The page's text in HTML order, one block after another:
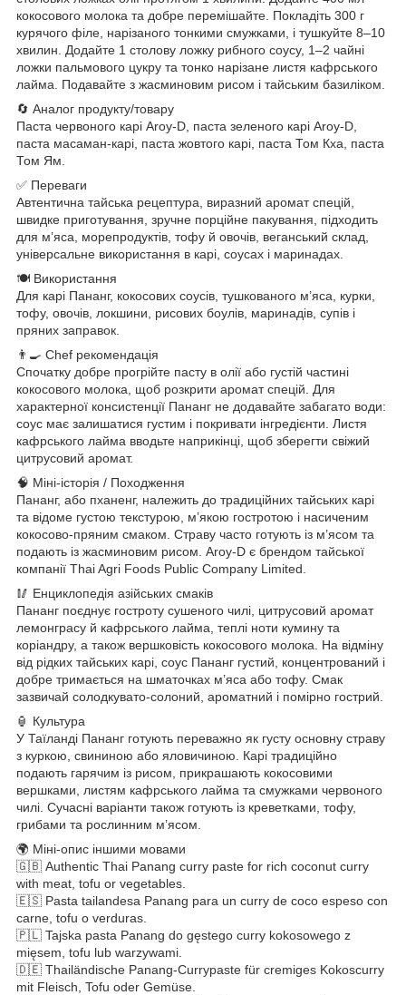
кокосового молока та добре перемішайте. Покладіть 300 г
курячого філе, нарізаного тонкими смужками, і тушкуйте 8–10
хвилин. Додайте 1 столову ложку рибного соусу, 1–2 чайні
ложки пальмового цукру та тонко нарізане листя кафрського
лайма. Подавайте з жасминовим рисом і тайським базиліком.
🔄 Аналог продукту/товару
Паста червоного карі Aroy-D, паста зеленого карі Aroy-D,
паста масаман-карі, паста жовтого карі, паста Том Кха, паста
Том Ям.
✅ Переваги
Автентична тайська рецептура, виразний аромат спецій,
швидке приготування, зручне порційне пакування, підходить
для м’яса, морепродуктів, тофу й овочів, веганський склад,
універсальне використання в карі, соусах і маринадах.
🍽 Використання
Для карі Пананг, кокосових соусів, тушкованого м’яса, курки,
тофу, овочів, локшини, рисових боулів, маринадів, супів і
пряних заправок.
👨‍🍳 Chef рекомендація
Спочатку добре прогрійте пасту в олії або густій частині
кокосового молока, щоб розкрити аромат спецій. Для
характерної консистенції Пананг не додавайте забагато води:
соус має залишатися густим і покривати інгредієнти. Листя
кафрського лайма вводьте наприкінці, щоб зберегти свіжий
цитрусовий аромат.
🧠 Міні-історія / Походження
Пананг, або пханенг, належить до традиційних тайських карі
та відоме густою текстурою, м’якою гостротою і насиченим
кокосово-пряним смаком. Страву часто готують із м’ясом та
подають із жасминовим рисом. Aroy-D є брендом тайської
компанії Thai Agri Foods Public Company Limited.
🥢 Енциклопедія азійських смаків
Пананг поєднує гостроту сушеного чилі, цитрусовий аромат
лемонграсу й кафрського лайма, теплі ноти кумину та
коріандру, а також вершковість кокосового молока. На відміну
від рідких тайських карі, соус Пананг густий, концентрований і
добре тримається на шматочках м’яса або тофу. Смак
зазвичай солодкувато-солоний, ароматний і помірно гострий.
🏮 Культура
У Таїланді Пананг готують переважно як густу основну страву
з куркою, свининою або яловичиною. Карі традиційно
подають гарячим із рисом, прикрашають кокосовими
вершками, листям кафрського лайма та смужками червоного
чилі. Сучасні варіанти також готують із креветками, тофу,
грибами та рослинним м’ясом.
🌍 Міні-опис іншими мовами
🇬🇧 Authentic Thai Panang curry paste for rich coconut curry
with meat, tofu or vegetables.
🇪🇸 Pasta tailandesa Panang para un curry de coco espeso con
carne, tofu o verduras.
🇵🇱 Tajska pasta Panang do gęstego curry kokosowego z
mięsem, tofu lub warzywami.
🇩🇪 Thailändische Panang-Currypaste für cremiges Kokoscurry
mit Fleisch, Tofu oder Gemüse.